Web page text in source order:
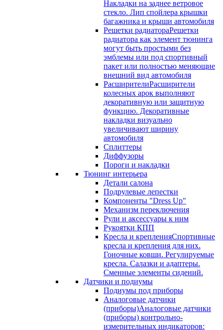
Накладки на заднее ветровое
стекло. Лип спойлера крышки
багажника и крыши автомобиля
Решетки радиатораРешетки
радиатора как элемент тюнинга
могут быть простыми без
эмблемы или под спортивный
пакет или полностью меняющие
внешний вид автомобиля
РасширителиРасширители
колесных арок выполняют
декоративную или защитную
функцию. Декоративные
накладки визуально
увеличивают ширину
автомобиля
Сплиттеры
Диффузоры
Пороги и накладки
Тюнинг интерьера
Детали салона
Подрулевые лепестки
Компоненты "Dress Up"
Механизм переключения
Рули и аксессуары к ним
Рукоятки КПП
Кресла и крепленияСпортивные
кресла и крепления для них.
Гоночные ковши. Регулируемые
кресла. Салазки и адаптеры.
Сменные элементы сидений.
Датчики и подиумы
Подиумы под приборы
Аналоговые датчики
(приборы)Аналоговые датчики
(приборы) контрольно-
измерительных индикаторов: